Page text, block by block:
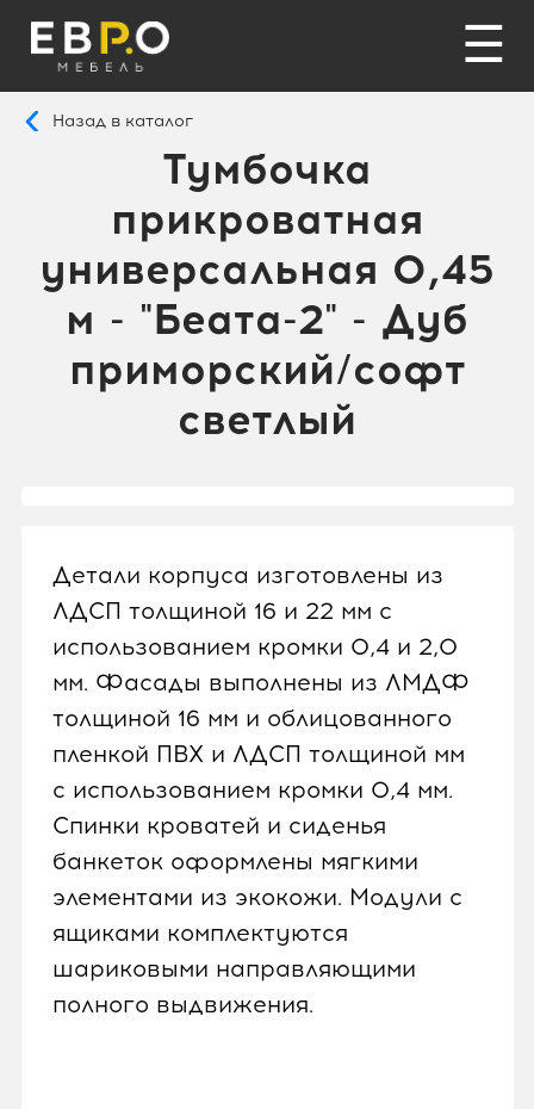
☰
Назад в каталог
Тумбочка
прикроватная
универсальная 0,45
м - "Беата-2" - Дуб
приморский/софт
светлый
Детали корпуса изготовлены из
ЛДСП толщиной 16 и 22 мм с
использованием кромки 0,4 и 2,0
мм. Фасады выполнены из ЛМДФ
толщиной 16 мм и облицованного
пленкой ПВХ и ЛДСП толщиной мм
с использованием кромки 0,4 мм.
Спинки кроватей и сиденья
банкеток оформлены мягкими
элементами из экокожи. Модули с
ящиками комплектуются
шариковыми направляющими
полного выдвижения.